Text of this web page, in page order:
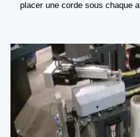
placer une corde sous chaque